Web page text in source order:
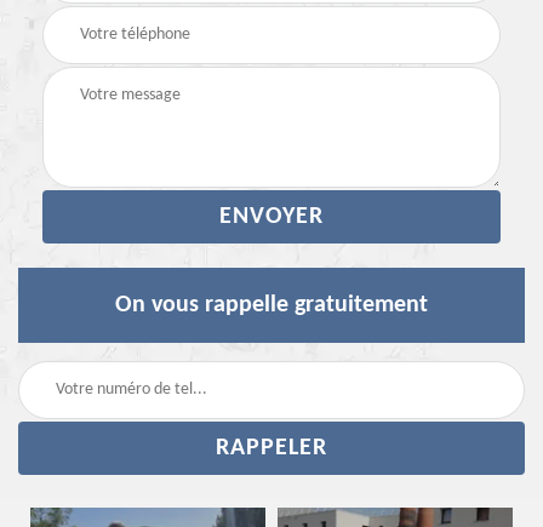
On vous rappelle gratuitement